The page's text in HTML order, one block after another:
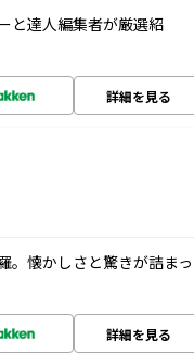
と達人編集者が厳選紹
詳細を見る
。懐かしさと驚きが詰まっ
詳細を見る